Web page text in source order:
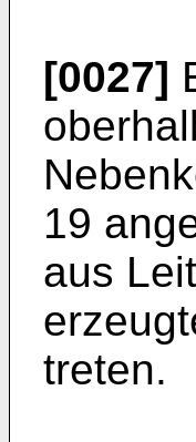
[0027]
19
aus
treten.